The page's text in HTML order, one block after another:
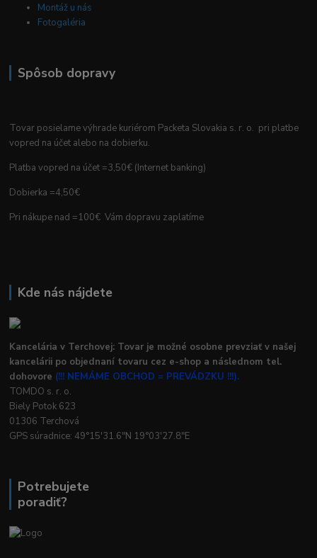
Montáž u nás
Fotogaléria
Spôsob dopravy
Tovar posielame výhrade kuriérom Packeta Slovakia s. r. o. pri platbe
vopred na účet alebo na dobierku.
Platba vopred na účet =3,50€ (Internet banking)
Dobierka =4,50€
Pri nákupe nad =100€ Vám dopravu zaplatíme
Kde nás nájdete
Kancelária v Terchovej: Tovar je možné osobne prevziať v našej
kancelárii po objednaní tovaru cez e-shop a následnom tel.
dohovore (!!! NEMÁME OBCHOD = PREVÁDZKU !!!).
TOMDO s. r. o.
Biely Potok 623
01306 Terchová
GPS súradnice: 49°15'31.6"N 19°03'27.8"E
Potrebujete
poradiť?